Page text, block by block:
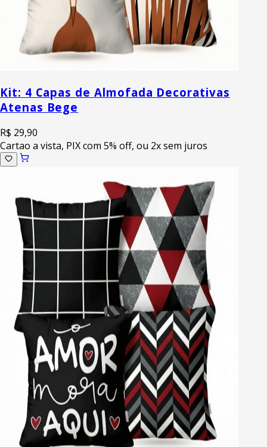
Kit: 4 Capas de Almofada Decorativas
Atenas Bege
R$ 29,90
Cartao a vista, PIX com 5% off, ou 2x sem juros